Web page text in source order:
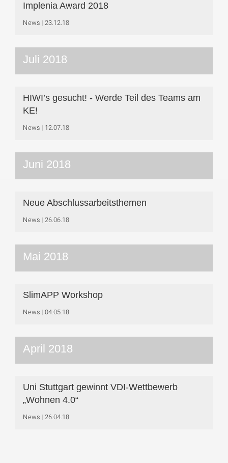
Implenia Award 2018
News 23.12.18
Juli 2018
HIWI’s gesucht! - Werde Teil des Teams am
KE!
News 12.07.18
Juni 2018
Neue Abschlussarbeitsthemen
News 26.06.18
Mai 2018
SlimAPP Workshop
News 04.05.18
April 2018
Uni Stuttgart gewinnt VDI-Wettbewerb
„Wohnen 4.0“
News 26.04.18